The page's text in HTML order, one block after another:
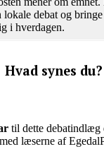
debat og bringe
i hverdagen.
Hvad synes du?
til dette debatindlæg
læserne af